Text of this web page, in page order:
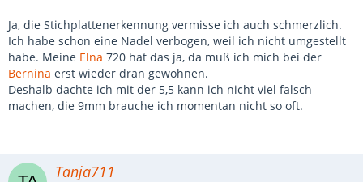
Ja, die Stichplattenerkennung vermisse ich auch schmerzlich.
Ich habe schon eine Nadel verbogen, weil ich nicht umgestellt
habe. Meine Elna 720 hat das ja, da muß ich mich bei der
Bernina erst wieder dran gewöhnen.
Deshalb dachte ich mit der 5,5 kann ich nicht viel falsch
machen, die 9mm brauche ich momentan nicht so oft.
Tanja711